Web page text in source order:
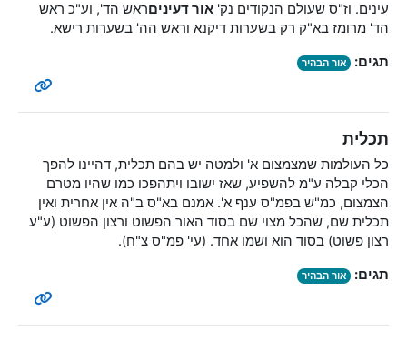
עינים. וז"ס שעולם הנקודים נק' אור דעיניםראש הד', וע"כ ראש
הד' מרומז בא"ק רק בשערות דיקנא וראש הה' בשערות רישא.
תגים: אור הבהיר
תכלית
כל העולמות שמצמצום א' ולמטה יש בהם תכלית, דהיינו להפך
הכלי קבלה ע"מ להשפיע, שאז ישובו ויתהפכו כמו שהיו מטרם
הצמצום, כמ"ש בפמ"ס ענף א'. אמנם בא"ס ב"ה אין אחרית ואין
תכלית שם, שהכל מצוי שם בסוד האור הפשוט ורצון הפשוט (ע"ע
רצון פשוט) בסוד הוא ושמו אחד. (עי' פמ"ס צ"ח).
תגים: אור הבהיר